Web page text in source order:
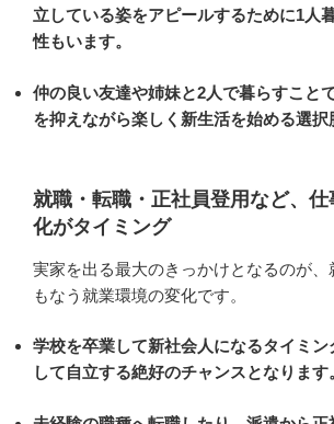
立している姿をアピールするために1人
性もいます。
仲の良い友達や姉妹と2人で暮らすこと
を抑えながら楽しく新生活を始める選択
就職・転職・正社員登用など、
化がタイミング
実家を出る最大のきっかけとなるのが、
もなう就業環境の変化です。
学校を卒業して新社会人になるタイミ
して自立する絶好のチャンスとなります